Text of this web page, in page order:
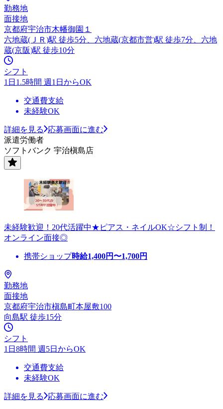
勤務地
面接地
京都府宇治市木幡御園１
六地蔵(ＪＲ)駅 徒歩5分、六地蔵(京都市営)駅 徒歩7分、六地
蔵(京阪)駅 徒歩10分
シフト
1日1.5時間 週1日からOK
交通費支給
未経験OK
詳細を見る
応募画面に進む
派遣労働者
ソフトバンク 宇治槇島店
未経験歓迎！20代活躍中★ピアス・ネイルOK☆シフト制！
オンライン面接◎
携帯ショップ時給1,400円〜1,700円
勤務地
面接地
京都府宇治市槇島町本屋敷100
向島駅 徒歩15分
シフト
1日8時間 週5日からOK
交通費支給
未経験OK
詳細を見る 応募画面に進む